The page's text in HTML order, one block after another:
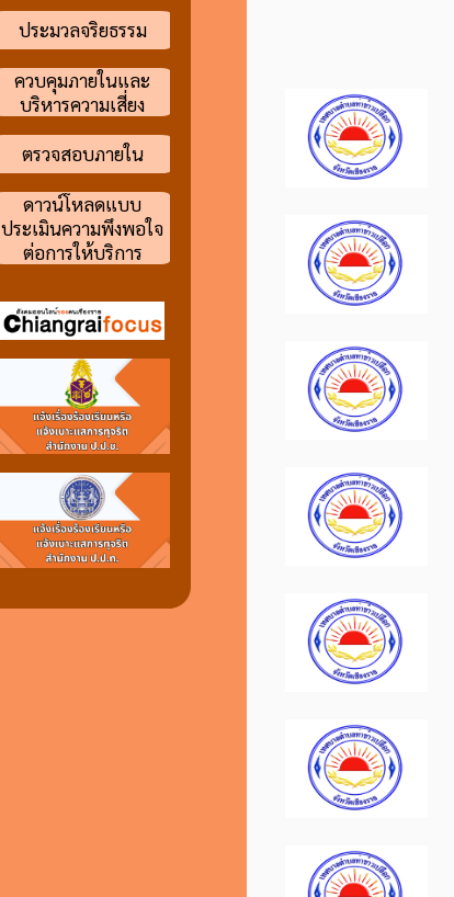
ประมวลจริยธรรม
ควบคุมภายในและ
บริหารความเสี่ยง
ตรวจสอบภายใน
ดาวน์โหลดแบบ
ประเมินความพึงพอใจ
ต่อการให้บริการ